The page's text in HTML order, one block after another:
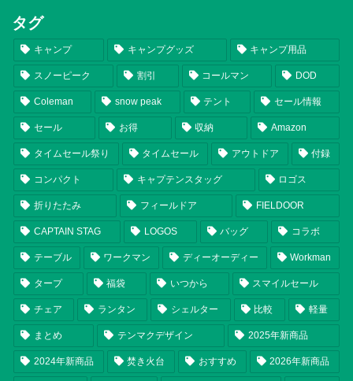
タグ
キャンプ キャンプグッズ キャンプ用品
スノーピーク 割引 コールマン DOD
Coleman snow peak テント セール情報
セール お得 収納 Amazon
タイムセール祭り タイムセール アウトドア 付録
コンパクト キャプテンスタッグ ロゴス
折りたたみ フィールドア FIELDOOR
CAPTAIN STAG LOGOS バッグ コラボ
テーブル ワークマン ディーオーディー Workman
タープ 福袋 いつから スマイルセール
チェア ランタン シェルター 比較 軽量
まとめ テンマクデザイン 2025年新商品
2024年新商品 焚き火台 おすすめ 2026年新商品